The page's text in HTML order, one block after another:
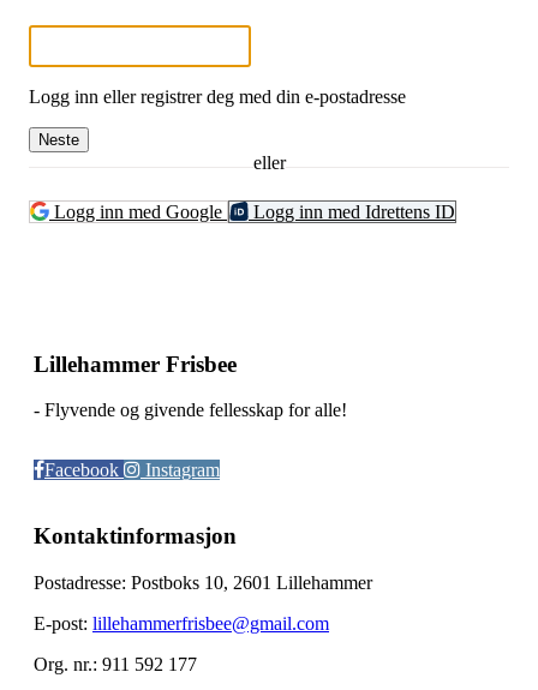
Logg inn eller registrer deg med din e-postadresse
Neste
eller
Logg inn med Google Logg inn med Idrettens ID
Lillehammer Frisbee
- Flyvende og givende fellesskap for alle!
Facebook Instagram
Kontaktinformasjon
Postadresse: Postboks 10, 2601 Lillehammer
E-post: lillehammerfrisbee@gmail.com
Org. nr.: 911 592 177